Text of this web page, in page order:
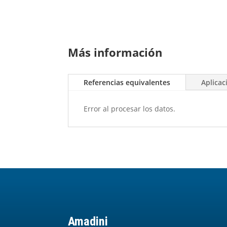
Más información
Referencias equivalentes
Error al procesar los datos.
Amadini